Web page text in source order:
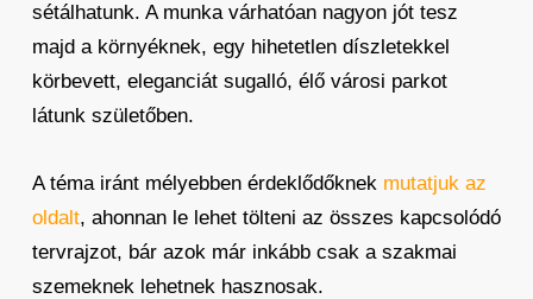
sétálhatunk. A munka várhatóan nagyon jót tesz
majd a környéknek, egy hihetetlen díszletekkel
körbevett, eleganciát sugalló, élő városi parkot
látunk születőben.
A téma iránt mélyebben érdeklődőknek mutatjuk az
oldalt, ahonnan le lehet tölteni az összes kapcsolódó
tervrajzot, bár azok már inkább csak a szakmai
szemeknek lehetnek hasznosak.